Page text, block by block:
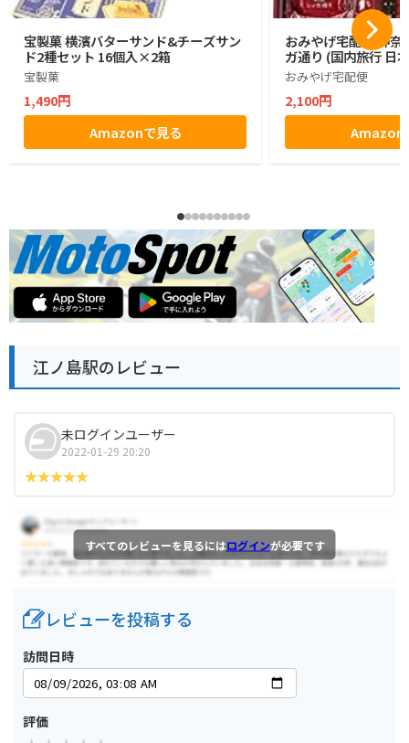
宝製菓 横濱バターサンド&チーズサン
ド2種セット 16個入×2箱
宝製菓
1,490円
Amazonで見る
おみやげ宅配便 神奈
ガ通り (国内旅行 日
おみやげ宅配便
2,100円
Amazon
江ノ島駅のレビュー
未ログインユーザー
2022-01-29 20:20
すべてのレビューを見るにはログインが必要です
レビューを投稿する
訪問日時
評価